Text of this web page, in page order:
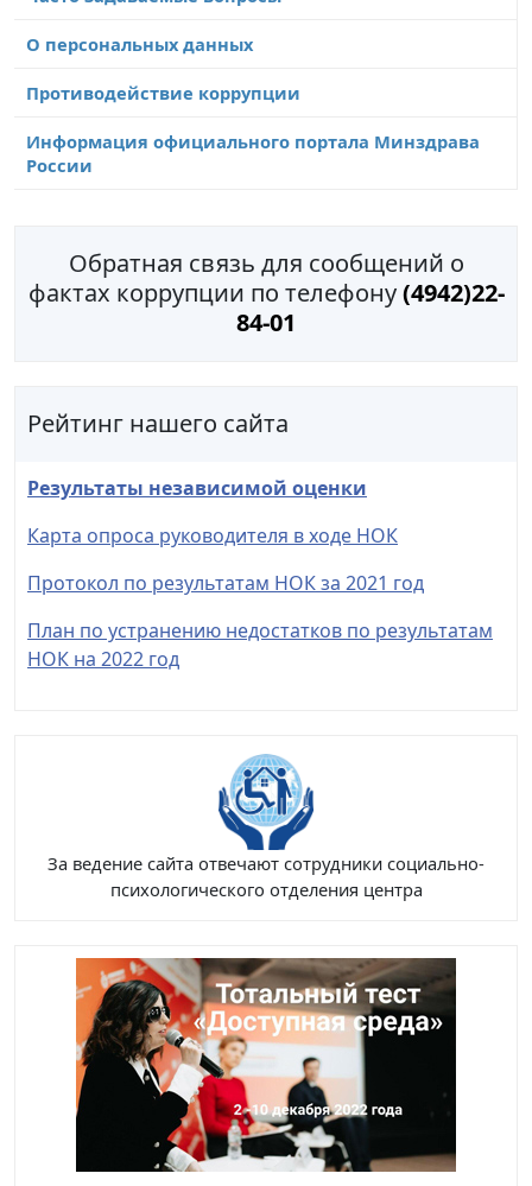
О персональных данных
Противодействие коррупции
Информация официального портала Минздрава
России
Обратная связь для сообщений о
фактах коррупции по телефону(4942)22-
84-01
Рейтинг нашего сайта
Результаты независимой оценки
Карта опроса руководителя в ходе НОК
Протокол по результатам НОК за 2021 год
План по устранению недостатков по результатам
НОК на 2022 год
За ведение сайта отвечают сотрудники социально-
психологического отделения центра